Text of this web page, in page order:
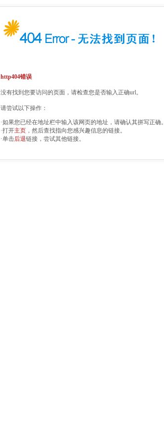
http404错误
没有找到您要访问的页面，请检查您是否输入正确url。
请尝试以下操作：
·如果您已经在地址栏中输入该网页的地址，请确认其拼写正确。
·打开主页 ，然后查找指向您感兴趣信息的链接。
·单击后退链接，尝试其他链接。